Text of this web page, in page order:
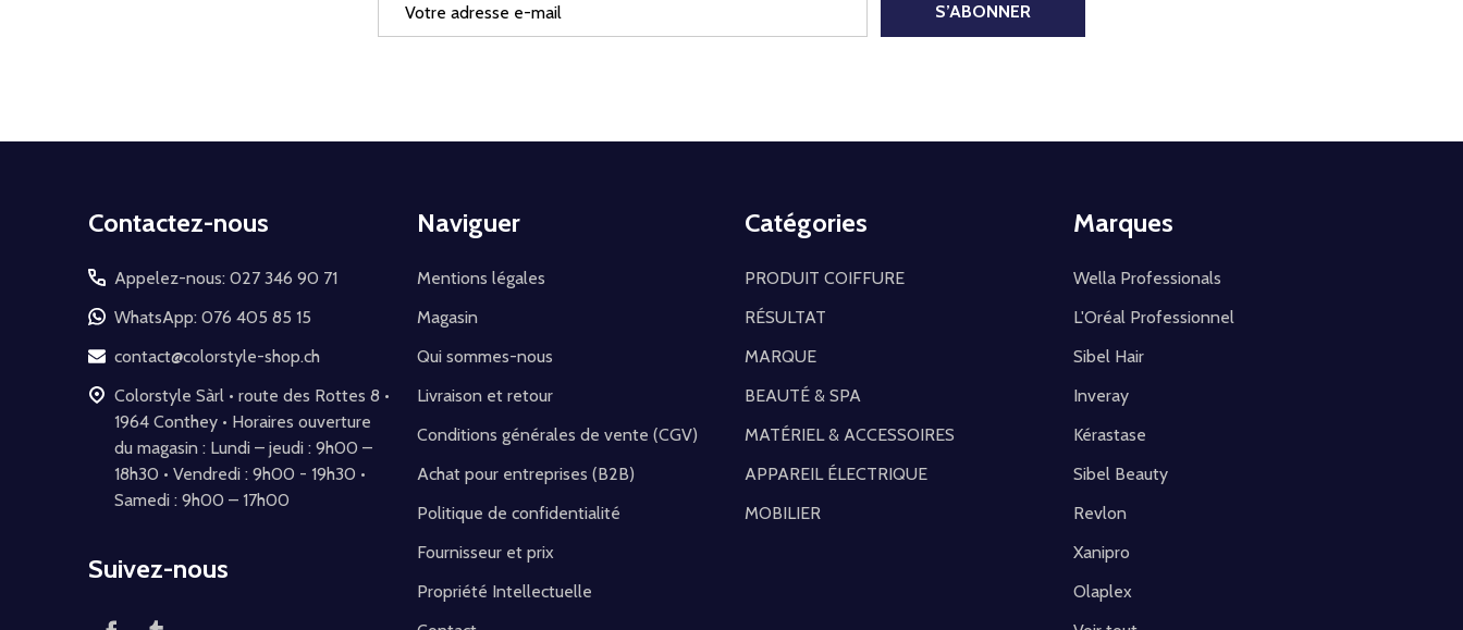
S’ABONNER
Contactez-nous
Appelez-nous: 027 346 90 71
WhatsApp: 076 405 85 15
contact@colorstyle-shop.ch
Colorstyle Sàrl • route des Rottes 8 •
1964 Conthey • Horaires ouverture
du magasin : Lundi – jeudi : 9h00 –
18h30 • Vendredi : 9h00 - 19h30 •
Samedi : 9h00 – 17h00
Suivez-nous
Naviguer
Mentions légales
Magasin
Qui sommes-nous
Livraison et retour
Conditions générales de vente (CGV)
Achat pour entreprises (B2B)
Politique de confidentialité
Fournisseur et prix
Propriété Intellectuelle
Catégories
PRODUIT COIFFURE
RÉSULTAT
MARQUE
BEAUTÉ & SPA
MATÉRIEL & ACCESSOIRES
APPAREIL ÉLECTRIQUE
MOBILIER
Marques
Wella Professionals
L'Oréal Professionnel
Sibel Hair
Inveray
Kérastase
Sibel Beauty
Revlon
Xanipro
Olaplex